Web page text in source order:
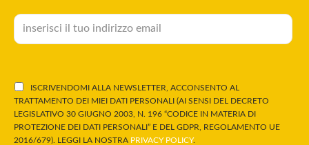
ISCRIVENDOMI ALLA NEWSLETTER, ACCONSENTO AL
TRATTAMENTO DEI MIEI DATI PERSONALI (AI SENSI DEL DECRETO
LEGISLATIVO 30 GIUGNO 2003, N. 196 “CODICE IN MATERIA DI
PROTEZIONE DEI DATI PERSONALI” E DEL GDPR, REGOLAMENTO UE
2016/679). LEGGI LA NOSTRA PRIVACY POLICY.